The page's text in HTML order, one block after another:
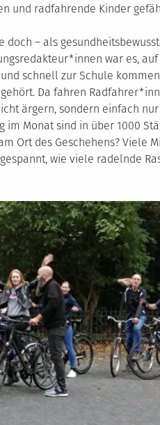
und radfahrende Kinder
– als
war es,
schnell zur Schule
Da fahren
ärgern, sondern einfach
im Monat sind in über 1000
Ort des Geschehens? Viele
wie viele radelnde